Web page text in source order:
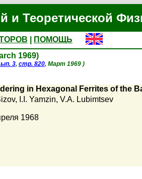
и Теоретической
ПОМОЩЬ
1969)
3, стр. 820, Март 1969 )
in Hexagonal Ferrites of the
, I.I. Yamzin, V.A. Lubimtsev
1968